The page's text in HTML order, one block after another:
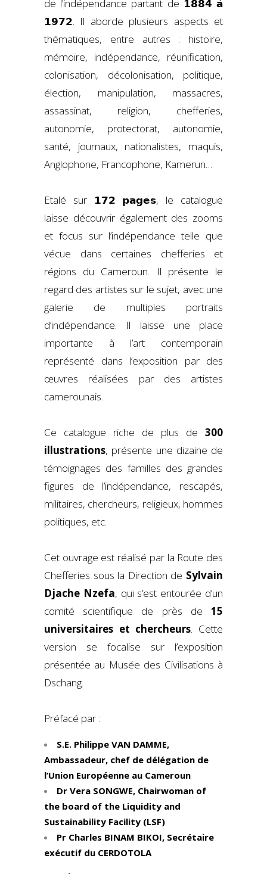
de l’indépendance partant de 𝟭𝟴𝟴𝟰 𝗮̀
𝟭𝟵𝟳𝟮. Il aborde plusieurs aspects et
thématiques, entre autres : histoire,
mémoire, indépendance, réunification,
colonisation, décolonisation, politique,
élection, manipulation, massacres,
assassinat, religion, chefferies,
autonomie, protectorat, autonomie,
santé, journaux, nationalistes, maquis,
Anglophone, Francophone, Kamerun…
Etalé sur 𝟭𝟳𝟮 𝗽𝗮𝗴𝗲𝘀, le catalogue
laisse découvrir également des zooms
et focus sur l’indépendance telle que
vécue dans certaines chefferies et
régions du Cameroun. Il présente le
regard des artistes sur le sujet, avec une
galerie de multiples portraits
d’indépendance. Il laisse une place
importante à l’art contemporain
représenté dans l’exposition par des
œuvres réalisées par des artistes
camerounais.
Ce catalogue riche de plus de 300
illustrations, présente une dizaine de
témoignages des familles des grandes
figures de l’indépendance, rescapés,
militaires, chercheurs, religieux, hommes
politiques, etc.
Cet ouvrage est réalisé par la Route des
Chefferies sous la Direction de Sylvain
Djache Nzefa, qui s’est entourée d’un
comité scientifique de près de
15
universitaires et chercheurs. Cette
version se focalise sur l’exposition
présentée au Musée des Civilisations à
Dschang.
Préfacé par :
S.E. Philippe VAN DAMME,
Ambassadeur, chef de délégation de
l’Union Européenne au Cameroun
Dr Vera SONGWE, Chairwoman of
the board of the Liquidity and
Sustainability Facility (LSF)
Pr Charles BINAM BIKOI, Secrétaire
exécutif du CERDOTOLA